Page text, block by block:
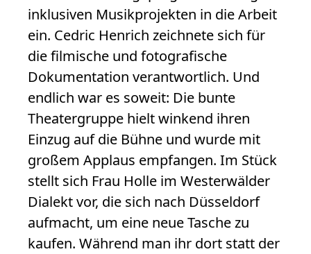
inklusiven Musikprojekten in die Arbeit
ein. Cedric Henrich zeichnete sich für
die filmische und fotografische
Dokumentation verantwortlich. Und
endlich war es soweit: Die bunte
Theatergruppe hielt winkend ihren
Einzug auf die Bühne und wurde mit
großem Applaus empfangen. Im Stück
stellt sich Frau Holle im Westerwälder
Dialekt vor, die sich nach Düsseldorf
aufmacht, um eine neue Tasche zu
kaufen. Während man ihr dort statt der